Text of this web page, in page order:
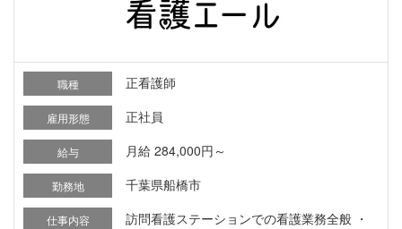
職種 正看護師
雇用形態 正社員
給与 月給 284,000円～
勤務地 千葉県船橋市
仕事内容
訪問看護ステーションでの看護業務全般 ・